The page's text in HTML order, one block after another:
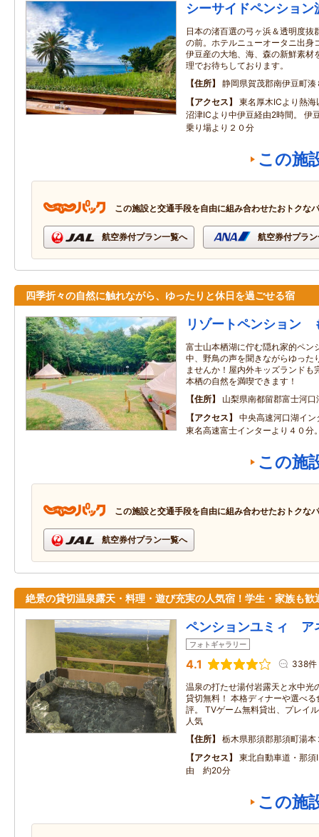
シーサイドペンション
日本の渚百選の弓ヶ浜＆透明度抜
の前。ホテルニューオータニ出身
伊豆産の大地、海、森の新鮮素材
理でお待ちしております。
住所
静岡県賀茂郡南伊豆町湊
アクセス
東名厚木ICより熱
沼津ICより中伊豆経由2時間。 伊
乗り場より２０分
この施
この施設と交通手段を自由に組み合わせたおトクな
航空券付プラン一覧へ 航空券付プラ
四季折々の自然に触れながら、ゆったりと休日を過ごせる宿
リゾートペンション
富士山本栖湖に佇む隠れ家的ペン
中、野鳥の声を聞きながらゆった
ませんか！屋内外キッズランドも
本栖の自然を満喫できます！
住所
山梨県南都留郡富士河
アクセス
中央高速河口湖イ
東名高速富士インターより４０分
この施
この施設と交通手段を自由に組み合わせたおトクな
航空券付プラン一覧へ
絶景の貸切温泉露天・料理・遊び充実の人気宿！学生・家族も歓
ペンションユミィ ア
フォトギャラリー
4.1 338件
温泉の打たせ湯付岩露天と水中光
貸切無料！ 本格ディナーや選べ
評。 TVゲーム無料貸出、プレイ
人気
住所
栃木県那須郡那須町湯
アクセス
東北自動車道・那
由 約20分
この施